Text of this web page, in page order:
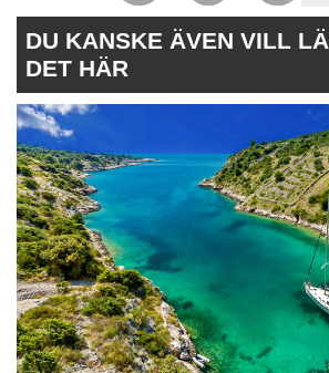
DU KANSKE ÄVEN VILL
DET HÄR